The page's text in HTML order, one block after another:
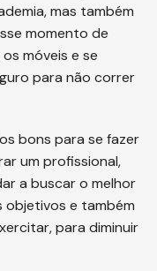
mas também
momento de
móveis e se
para não correr
bons para se fazer
um profissional,
a buscar o melhor
e também
para diminuir